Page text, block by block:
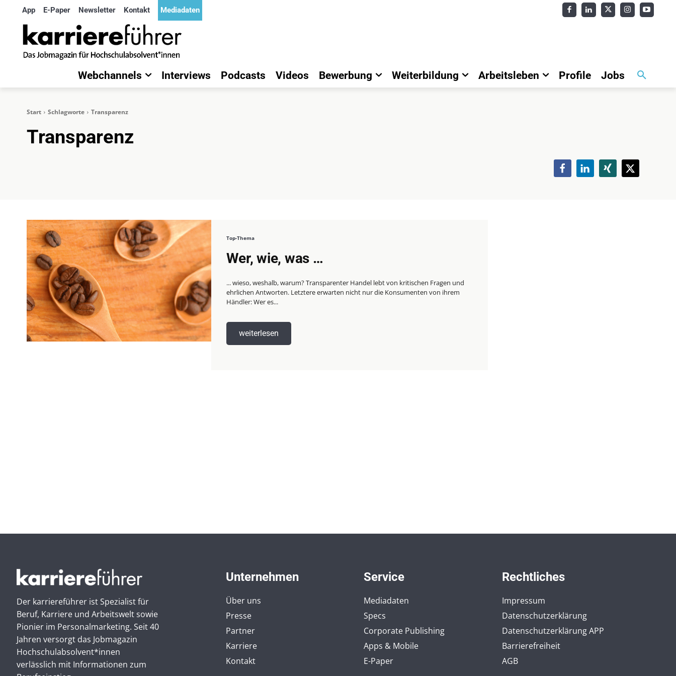
App E-Paper Newsletter Kontakt Mediadaten
Webchannels Interviews Podcasts Videos Bewerbung Weiterbildung Arbeitsleben Profile Jobs
Start Schlagworte Transparenz
Transparenz
Top-Thema
Wer, wie, was …
... wieso, weshalb, warum? Transparenter Handel lebt von kritischen Fragen und
ehrlichen Antworten. Letztere erwarten nicht nur die Konsumenten von ihrem
Händler: Wer es...
weiterlesen
Der karriereführer ist Spezialist für
Beruf, Karriere und Arbeitswelt sowie
Pionier im Personal­marketing. Seit 40
Jahren versorgt das Jobmagazin
Hochschul­absolvent*innen
verlässlich mit Informationen zum
Unternehmen
Über uns
Presse
Partner
Karriere
Kontakt
Service
Mediadaten
Specs
Corporate Publishing
Apps & Mobile
E-Paper
Rechtliches
Impressum
Datenschutzerklärung
Datenschutzerklärung APP
Barrierefreiheit
AGB